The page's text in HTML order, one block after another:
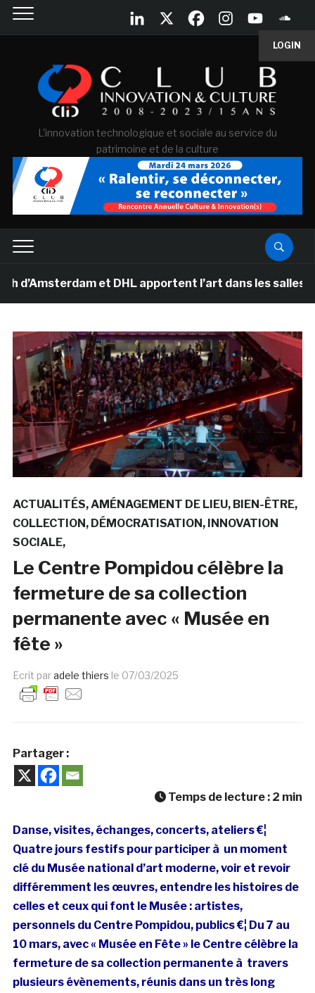
LOGIN
L'innovation technologique et sociale au service du
patrimoine et de la culture
et DHL apportent l’art dans les salles de
ACTUALITÉS AMÉNAGEMENT DE LIEU BIEN-ÊTRE
COLLECTION DÉMOCRATISATION INNOVATION
SOCIALE
Le Centre Pompidou célèbre la
fermeture de sa collection
permanente avec « Musée en
fête »
Ecrit paradele thiers le 07/03/2025
Partager :
Temps de lecture : 2 min
Danse, visites, échanges, concerts, ateliers €¦
Quatre jours festifs pour participer à un moment
clé du Musée national d’art moderne, voir et revoir
différemment les œuvres, entendre les histoires de
celles et ceux qui font le Musée : artistes,
personnels du Centre Pompidou, publics €¦ Du 7 au
10 mars, avec « Musée en Fête » le Centre célèbre la
fermeture de sa collection permanente à travers
plusieurs évènements, réunis dans un très long